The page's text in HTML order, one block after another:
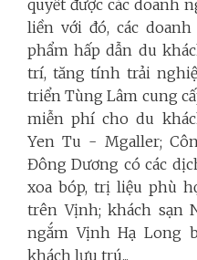
quyết được các doanh
liền với đó, các
phẩm hấp dẫn du
trí, tăng tính trải
triển Tùng Lâm cung
miễn phí cho du
Yen Tu - Mgaller;
Đông Dương có các
xoa bóp, trị liệu phù
trên Vịnh; khách sạn
ngắm Vịnh Hạ Long
khách lưu trú...